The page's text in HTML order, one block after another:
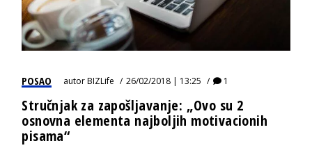
POSAO autorBIZLife 26/02/2018 | 13:25 1
Stručnjak za zapošljavanje: „Ovo su 2
osnovna elementa najboljih motivacionih
pisama“